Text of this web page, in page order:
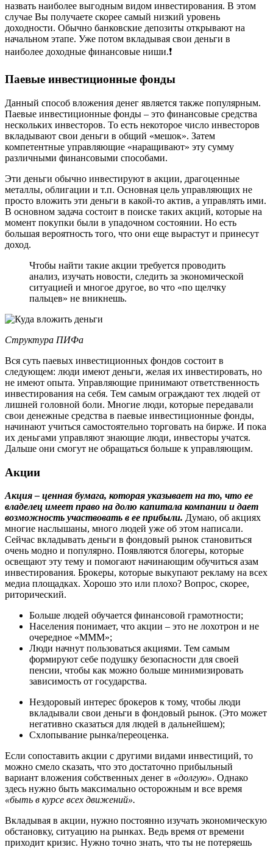
назвать наиболее выгодным видом инвестирования. В этом
случае Вы получаете скорее самый низкий уровень
доходности. Обычно банковские депозиты открывают на
начальном этапе. Уже потом вкладывая свои деньги в
наиболее доходные финансовые ниши.❗️
Паевые инвестиционные фонды
Данный способ вложения денег является также популярным.
Паевые инвестиционные фонды – это финансовые средства
нескольких инвесторов. То есть некоторое число инвесторов
вкладывают свои деньги в общий «мешок». Затем
компетентные управляющие «наращивают» эту сумму
различными финансовыми способами.
Эти деньги обычно инвестируют в акции, драгоценные
металлы, облигации и т.п. Основная цель управляющих не
просто вложить эти деньги в какой-то актив, а управлять ими.
В основном задача состоит в поиске таких акций, которые на
момент покупки были в упадочном состоянии. Но есть
большая вероятность того, что они еще вырастут и принесут
доход.
Чтобы найти такие акции требуется проводить
анализ, изучать новости, следить за экономической
ситуацией и многое другое, во что «по щелчку
пальцев» не вникнешь.
Структура ПИФа
Вся суть паевых инвестиционных фондов состоит в
следующем: люди имеют деньги, желая их инвестировать, но
не имеют опыта. Управляющие принимают ответственность
инвестирования на себя. Тем самым ограждают тех людей от
лишней головной боли. Многие люди, которые передавали
свои денежные средства в паевые инвестиционные фонды,
начинают учиться самостоятельно торговать на бирже. И пока
их деньгами управляют знающие люди, инвесторы учатся.
Дальше они смогут не обращаться больше к управляющим.
Акции
Акция – ценная бумага, которая указывает на то, что ее
владелец имеет право на долю капитала компании и дает
возможность участвовать в ее прибыли. Думаю, об акциях
многие наслышаны, много людей уже об этом написали.
Сейчас вкладывать деньги в фондовый рынок становиться
очень модно и популярно. Появляются блогеры, которые
освещают эту тему и помогают начинающим обучиться азам
инвестирования. Брокеры, которые выкупают рекламу на всех
медиа площадках. Хорошо это или плохо? Вопрос, скорее,
риторический.
Больше людей обучается финансовой грамотности;
Населения понимает, что акции – это не лохотрон и не
очередное «МММ»;
Люди начнут пользоваться акциями. Тем самым
формируют себе подушку безопасности для своей
пенсии, чтобы как можно больше минимизировать
зависимость от государства.
Нездоровый интерес брокеров к тому, чтобы люди
вкладывали свои деньги в фондовый рынок. (Это может
негативно сказаться для людей в дальнейшем);
Схлопывание рынка/переоценка.
Если сопоставить акции с другими видами инвестиций, то
можно смело сказать, что это достаточно прибыльный
вариант вложения собственных денег в «долгую». Однако
здесь нужно быть максимально осторожным и все время
«быть в курсе всех движений».
Вкладывая в акции, нужно постоянно изучать экономическую
обстановку, ситуацию на рынках. Ведь время от времени
приходит кризис. Нужно точно знать, что ты не потеряешь